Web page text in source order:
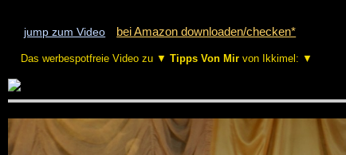
jump zum Video bei Amazon downloaden/checken*
Das werbespotfreie Video zu ▼Tipps Von Mir von Ikkimel: ▼